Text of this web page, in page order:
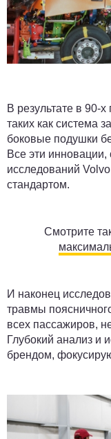
В результате в 90-
таких как система
боковые подушки
Все эти
исследований
стандартом.
Смотрите
И наконец
травмы
всех пассажиров,
Глубокий анализ и
брендом,